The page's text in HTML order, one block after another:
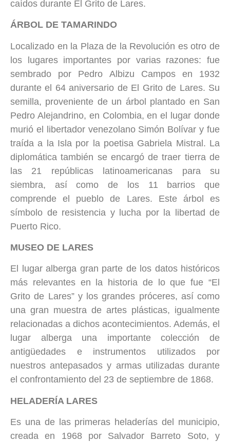
caídos durante El Grito de Lares.
ÁRBOL DE TAMARINDO
Localizado en la Plaza de la Revolución es otro de
los lugares importantes por varias razones: fue
sembrado por Pedro Albizu Campos en 1932
durante el 64 aniversario de El Grito de Lares. Su
semilla, proveniente de un árbol plantado en San
Pedro Alejandrino, en Colombia, en el lugar donde
murió el libertador venezolano Simón Bolívar y fue
traída a la Isla por la poetisa Gabriela Mistral. La
diplomática también se encargó de traer tierra de
las 21 repúblicas latinoamericanas para su
siembra, así como de los 11 barrios que
comprende el pueblo de Lares. Este árbol es
símbolo de resistencia y lucha por la libertad de
Puerto Rico.
MUSEO DE LARES
El lugar alberga gran parte de los datos históricos
más relevantes en la historia de lo que fue “El
Grito de Lares” y los grandes próceres, así como
una gran muestra de artes plásticas, igualmente
relacionadas a dichos acontecimientos. Además, el
lugar alberga una importante colección de
antigüedades e instrumentos utilizados por
nuestros antepasados y armas utilizadas durante
el confrontamiento del 23 de septiembre de 1868.
HELADERÍA LARES
Es una de las primeras heladerías del municipio,
creada en 1968 por Salvador Barreto Soto, y